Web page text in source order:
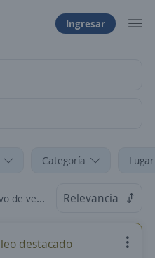
Ingresar
Categoría
Lara Relevancia
destacado